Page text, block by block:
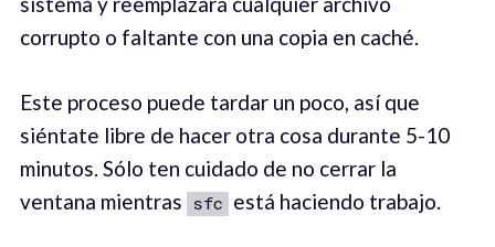
corrupto o faltante con una copia en caché.
Este proceso puede tardar un poco, así que
siéntate libre de hacer otra cosa durante 5-10
minutos. Sólo ten cuidado de no cerrar la
ventana mientras sfc está haciendo trabajo.